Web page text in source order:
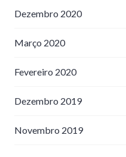
Dezembro 2020
Março 2020
Fevereiro 2020
Dezembro 2019
Novembro 2019